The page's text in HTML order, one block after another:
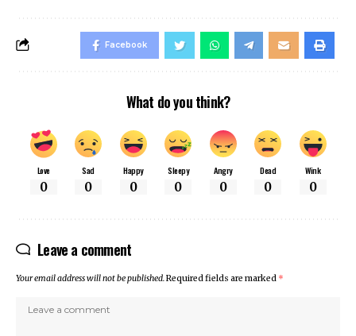
Facebook
What do you think?
Love
0
Sad
0
Happy
0
Sleepy
0
Angry
0
Dead
0
Wink
0
Leave a comment
Your email address will not be published.Required fields are marked *